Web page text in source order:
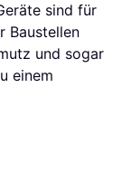
sind für
Baustellen
und sogar
einem